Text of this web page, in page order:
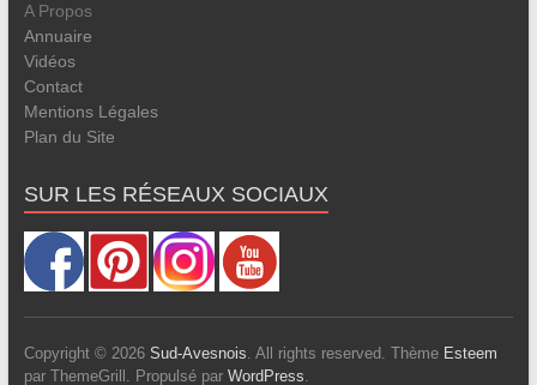
A Propos
Annuaire
Vidéos
Contact
Mentions Légales
Plan du Site
SUR LES RÉSEAUX SOCIAUX
Copyright © 2026 Sud-Avesnois. All rights reserved. Thème Esteem
par ThemeGrill. Propulsé par WordPress.